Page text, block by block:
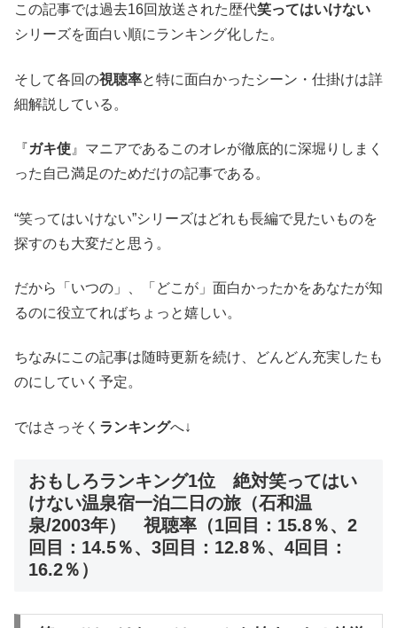
この記事では過去16回放送された歴代笑ってはいけない
シリーズを面白い順にランキング化した。
そして各回の視聴率と特に面白かったシーン・仕掛けは詳
細解説している。
『ガキ使 』マニアであるこのオレが徹底的に深堀りしまく
った自己満足のためだけの記事である。
“笑ってはいけない”シリーズはどれも長編で見たいものを
探すのも大変だと思う。
だから「いつの」、「どこが」面白かったかをあなたが知
るのに役立てればちょっと嬉しい。
ちなみにこの記事は随時更新を続け、どんどん充実したも
のにしていく予定。
ではさっそく ランキングへ↓
おもしろランキング1位 絶対笑ってはい
けない温泉宿一泊二日の旅（石和温
泉/2003年） 視聴率（1回目：15.8％、2
回目：14.5％、3回目：12.8％、4回目：
16.2％）